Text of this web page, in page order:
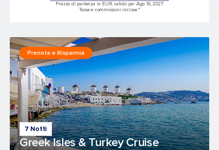
Prezzo di partenza in EUR, valido per Ago 16, 2027
Tasse e commissioni incluse.*
7 Notti
Greek Isles & Turkey Cruise
Prenota e Risparmia